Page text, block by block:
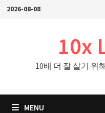
Skip2026-08-08
10x
10배 더 잘 살기 위
MENU